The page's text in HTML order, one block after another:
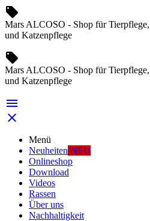
local_offer
Mars ALCOSO - Shop für
und Katzenpflege
local_offer
Mars ALCOSO - Shop für
und Katzenpflege


Menü
Neuheiten NEU
Onlineshop
Download
Videos
Rassen
Über uns
Nachhaltigkeit